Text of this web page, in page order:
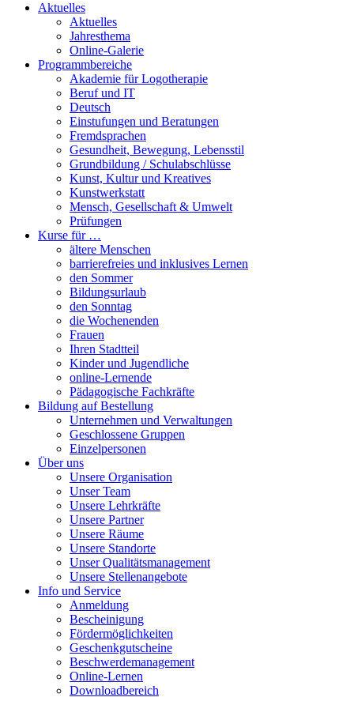
Aktuelles
Aktuelles
Jahresthema
Online-Galerie
Programmbereiche
Akademie für Logotherapie
Beruf und IT
Deutsch
Einstufungen und Beratungen
Fremdsprachen
Gesundheit, Bewegung, Lebensstil
Grundbildung / Schulabschlüsse
Kunst, Kultur und Kreatives
Kunstwerkstatt
Mensch, Gesellschaft & Umwelt
Prüfungen
Kurse für …
ältere Menschen
barrierefreies und inklusives Lernen
den Sommer
Bildungsurlaub
den Sonntag
die Wochenenden
Frauen
Ihren Stadtteil
Kinder und Jugendliche
online-Lernende
Pädagogische Fachkräfte
Bildung auf Bestellung
Unternehmen und Verwaltungen
Geschlossene Gruppen
Einzelpersonen
Über uns
Unsere Organisation
Unser Team
Unsere Lehrkräfte
Unsere Partner
Unsere Räume
Unsere Standorte
Unser Qualitätsmanagement
Unsere Stellenangebote
Info und Service
Anmeldung
Bescheinigung
Fördermöglichkeiten
Geschenkgutscheine
Beschwerdemanagement
Online-Lernen
Downloadbereich